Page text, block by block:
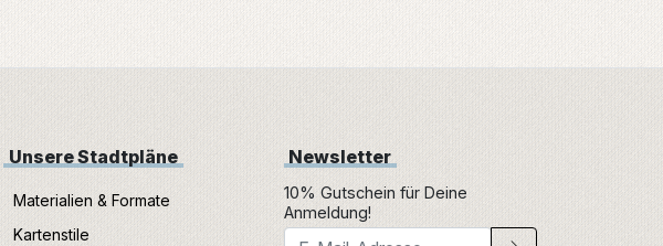
Unsere Stadtpläne
Materialien & Formate
Kartenstile
Newsletter
10% Gutschein für Deine
Anmeldung!